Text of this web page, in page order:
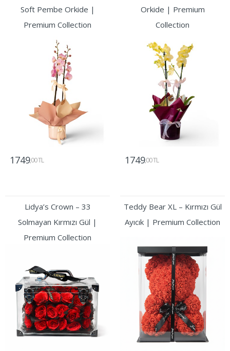
Soft Pembe Orkide |
Premium Collection
1749,00 TL
Orkide | Premium
Collection
1749,00 TL
Lidya’s Crown – 33
Solmayan Kırmızı Gül |
Premium Collection
Teddy Bear XL – Kırmızı Gül
Ayıcık | Premium Collection